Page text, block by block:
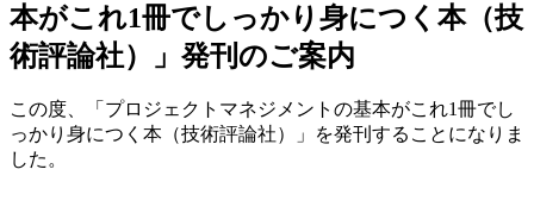
本がこれ1冊でしっかり身につく本（技
術評論社）」発刊のご案内
この度、「プロジェクトマネジメントの基本がこれ1冊でし
っかり身につく本（技術評論社）」を発刊することになりま
した。